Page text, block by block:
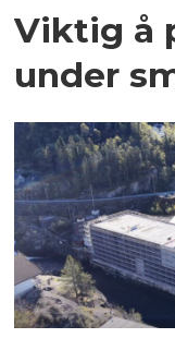
Viktig å
under